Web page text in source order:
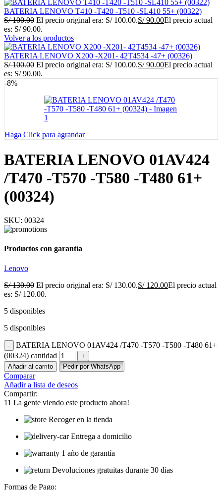
BATERIA LENOVO T410 -T420 -T510 -SL410 55+ (00322)
S/100.00 El precio original era: S/ 100.00.S/90.00El precio actual
es: S/ 90.00.
Volver a los productos
BATERIA LENOVO X200 -X201- 42T4534 -47+ (00326)
S/100.00 El precio original era: S/ 100.00.S/90.00El precio actual
es: S/ 90.00.
-8%
Haga Click para agrandar
BATERIA LENOVO 01AV424
/T470 -T570 -T580 -T480 61+
(00324)
SKU: 00324
Productos con garantía
Lenovo
S/130.00 El precio original era: S/ 130.00.S/120.00El precio actual
es: S/ 120.00.
5 disponibles
5 disponibles
BATERIA LENOVO 01AV424 /T470 -T570 -T580 -T480 61+
(00324) cantidad
Añadir al carrito Pedir por WhatsApp
Comparar
Añadir a lista de deseos
Compartir:
11 La gente viendo este producto ahora!
Recoger en la tienda
Entrega a domicilio
1 año de garantía
Devoluciones gratuitas durante 30 días
Formas de Pago: